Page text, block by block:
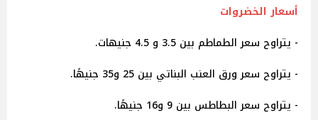
أسعار الخضروات
- يتراوح سعر الطماطم بين 3.5 و 4.5 جنيهات.
- يتراوح سعر ورق العنب البناتي بين 25 و35 جنيهًا.
- يتراوح سعر البطاطس بين 9 و16 جنيهًا.